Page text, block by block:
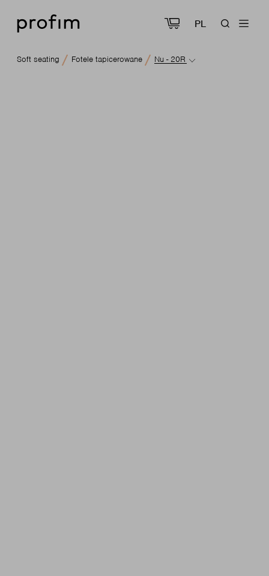
PL
Soft seating Fotele tapicerowane Nu - 20R